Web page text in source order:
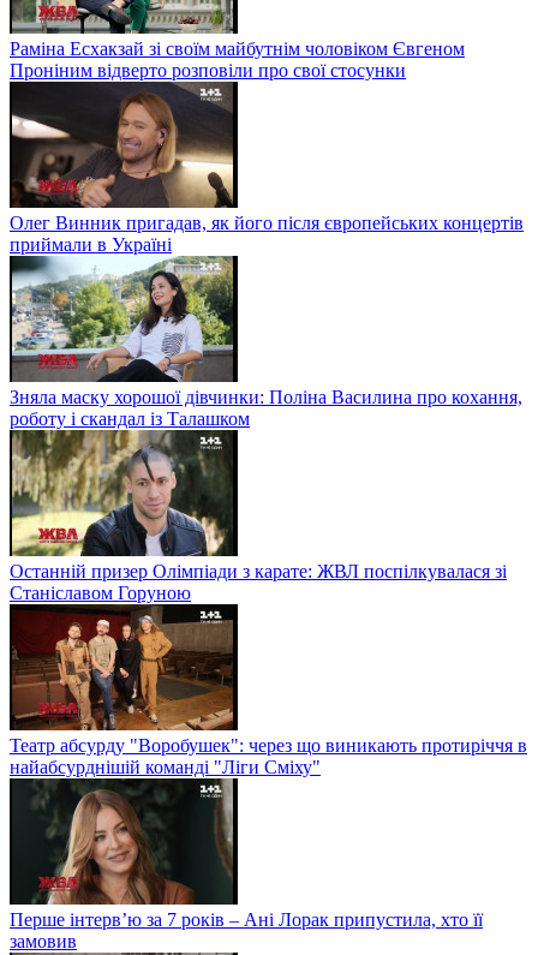
Раміна Есхакзай зі своїм майбутнім чоловіком Євгеном
Проніним відверто розповіли про свої стосунки
Олег Винник пригадав, як його після європейських концертів
приймали в Україні
Зняла маску хорошої дівчинки: Поліна Василина про кохання,
роботу і скандал із Талашком
Останній призер Олімпіади з карате: ЖВЛ поспілкувалася зі
Станіславом Горуною
Театр абсурду "Воробушек": через що виникають протиріччя в
найабсурднішій команді "Ліги Сміху"
Перше інтерв’ю за 7 років – Ані Лорак припустила, хто її
замовив